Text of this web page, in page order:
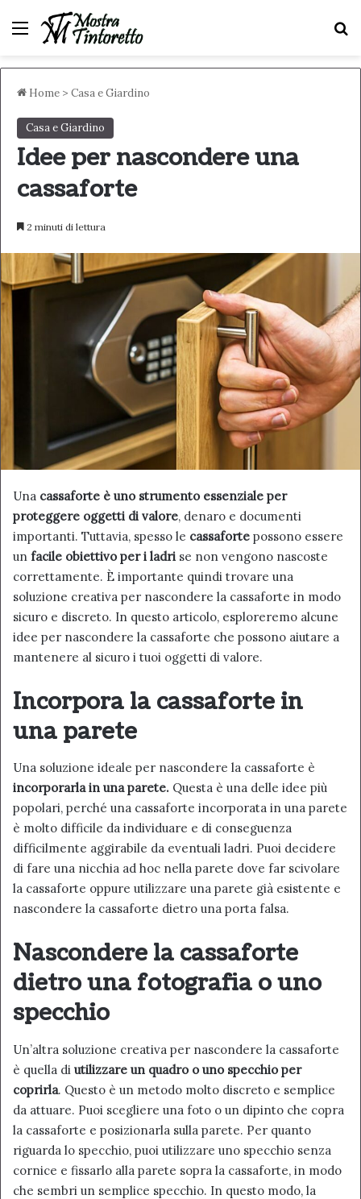
Menu
Home > Casa e Giardino
Casa e Giardino
Idee per nascondere una
cassaforte
2 minuti di lettura
Una cassaforte è uno strumento essenziale per
proteggere oggetti di valore, denaro e documenti
importanti. Tuttavia, spesso le cassaforte possono essere
un facile obiettivo per i ladri se non vengono nascoste
correttamente. È importante quindi trovare una
soluzione creativa per nascondere la cassaforte in modo
sicuro e discreto. In questo articolo, esploreremo alcune
idee per nascondere la cassaforte che possono aiutare a
mantenere al sicuro i tuoi oggetti di valore.
Incorpora la cassaforte in
una parete
Una soluzione ideale per nascondere la cassaforte è
incorporarla in una parete. Questa è una delle idee più
popolari, perché una cassaforte incorporata in una parete
è molto difficile da individuare e di conseguenza
difficilmente aggirabile da eventuali ladri. Puoi decidere
di fare una nicchia ad hoc nella parete dove far scivolare
la cassaforte oppure utilizzare una parete già esistente e
nascondere la cassaforte dietro una porta falsa.
Nascondere la cassaforte
dietro una fotografia o uno
specchio
Un’altra soluzione creativa per nascondere la cassaforte
è quella di utilizzare un quadro o uno specchio per
coprirla. Questo è un metodo molto discreto e semplice
da attuare. Puoi scegliere una foto o un dipinto che copra
la cassaforte e posizionarla sulla parete. Per quanto
riguarda lo specchio, puoi utilizzare uno specchio senza
cornice e fissarlo alla parete sopra la cassaforte, in modo
che sembri un semplice specchio. In questo modo, la